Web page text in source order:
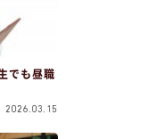
でも昼職
2026.03.15